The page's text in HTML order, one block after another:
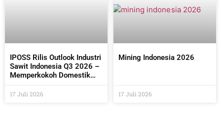
IPOSS Rilis Outlook Industri
Sawit Indonesia Q3 2026 –
Memperkokoh Domestik
Global
17 Juli 2026
Mining Indonesia 2026
17 Juli 2026